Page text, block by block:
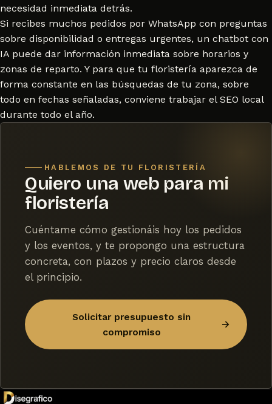
necesidad inmediata detrás.
Si recibes muchos pedidos por WhatsApp con preguntas
sobre disponibilidad o entregas urgentes, un chatbot con
IA puede dar información inmediata sobre horarios y
zonas de reparto. Y para que tu floristería aparezca de
forma constante en las búsquedas de tu zona, sobre
todo en fechas señaladas, conviene trabajar el SEO local
durante todo el año.
HABLEMOS DE TU FLORISTERÍA
Quiero una web para mi
floristería
Cuéntame cómo gestionáis hoy los pedidos
y los eventos, y te propongo una estructura
concreta, con plazos y precio claros desde
el principio.
Solicitar presupuesto sin
compromiso
→